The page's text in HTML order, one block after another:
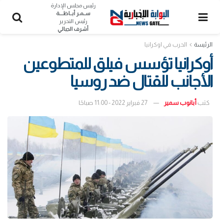
رئيس مجلس الإدارة
ســمـر أبــاظــــة
رئيس التحرير
أشرف الجبالي
الرئيسة الحرب في اوكرانيا
أوكرانيا تؤسس فيلق للمتطوعين
الأجانب للقتال ضد روسيا
كتب أبانوب سمير 27 فبراير 2022 - 11:00 صباحًا